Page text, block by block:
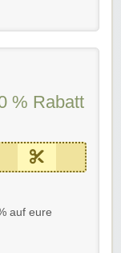
% Rabatt
auf eure